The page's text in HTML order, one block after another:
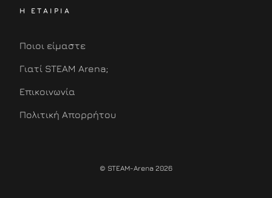
Η ΕΤΑΙΡΙΑ
Ποιοι είμαστε
Γιατί STEAM Arena;
Επικοινωνία
Πολιτική Απορρήτου
© STEAM-Arena 2026